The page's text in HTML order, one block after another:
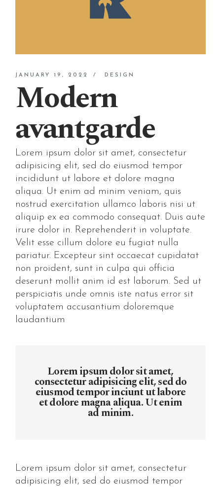
JANUARY 19, 2022 DESIGN
Modern
avantgarde
Lorem ipsum dolor sit amet, consectetur
adipisicing elit, sed do eiusmod tempor
incididunt ut labore et dolore magna
aliqua. Ut enim ad minim veniam, quis
nostrud exercitation ullamco laboris nisi ut
aliquip ex ea commodo consequat. Duis aute
irure dolor in. Reprehenderit in voluptate.
Velit esse cillum dolore eu fugiat nulla
pariatur. Excepteur sint occaecat cupidatat
non proident, sunt in culpa qui officia
deserunt mollit anim id est laborum. Sed ut
perspiciatis unde omnis iste natus error sit
voluptatem accusantium doloremque
laudantium
Lorem ipsum dolor sit amet,
consectetur adipisicing elit, sed do
eiusmod tempor inciunt ut labore
et dolore magna aliqua. Ut enim
ad minim.
Lorem ipsum dolor sit amet, consectetur
adipisicing elit, sed do eiusmod tempor